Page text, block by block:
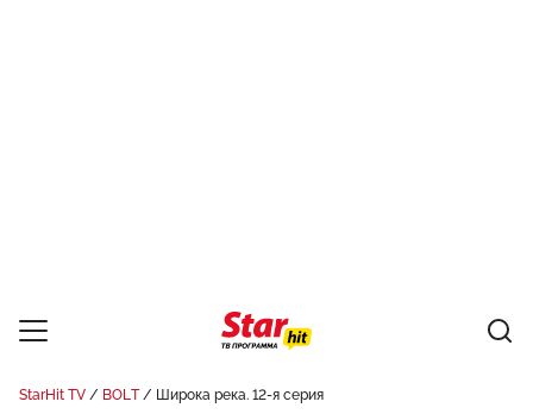
StarHit TV BOLT Широка река. 12-я серия